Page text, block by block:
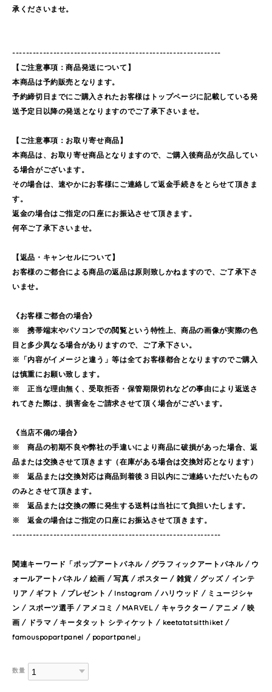
承くださいませ。
-------------------------------------------------------------
【ご注意事項：商品発送について】
本商品は予約販売となります。
予約締切日までにご購入されたお客様はトップページに記載している発
送予定日以降の発送となりますのでご了承下さいませ。
【ご注意事項：お取り寄せ商品】
本商品は、お取り寄せ商品となりますので、ご購入後商品が欠品してい
る場合がございます。
その場合は、速やかにお客様にご連絡して返金手続きをとらせて頂きま
す。
返金の場合はご指定の口座にお振込させて頂きます。
何卒ご了承下さいませ。
【返品・キャンセルについて】
お客様のご都合による商品の返品は原則致しかねますので、ご了承下さ
いませ。
《お客様ご都合の場合》
※ 携帯端末やパソコンでの閲覧という特性上、商品の画像が実際の色
目と多少異なる場合がありますので、ご了承下さい。
※「内容がイメージと違う」等は全てお客様都合となりますのでご購入
は慎重にお願い致します。
※ 正当な理由無く、受取拒否・保管期限切れなどの事由により返送さ
れてきた際は、損害金をご請求させて頂く場合がございます。
《当店不備の場合》
※ 商品の初期不良や弊社の手違いにより商品に破損があった場合、返
品または交換させて頂きます（在庫がある場合は交換対応となります）
※ 返品または交換対応は商品到着後３日以内にご連絡いただいたもの
のみとさせて頂きます。
※ 返品または交換の際に発生する送料は当社にて負担いたします。
※ 返金の場合はご指定の口座にお振込させて頂きます。
-------------------------------------------------------------
関連キーワード「ポップアートパネル / グラフィックアートパネル / ウ
ォールアートパネル / 絵画 / 写真 / ポスター / 雑貨 / グッズ / インテ
リア / ギフト / プレゼント / Instagram / ハリウッド / ミュージシャ
ン / スポーツ選手 / アメコミ / MARVEL / キャラクター / アニメ / 映
画 / ドラマ / キータタット シティケット / keetatatsitthiket /
famouspopartpanel / popartpanel」
数量